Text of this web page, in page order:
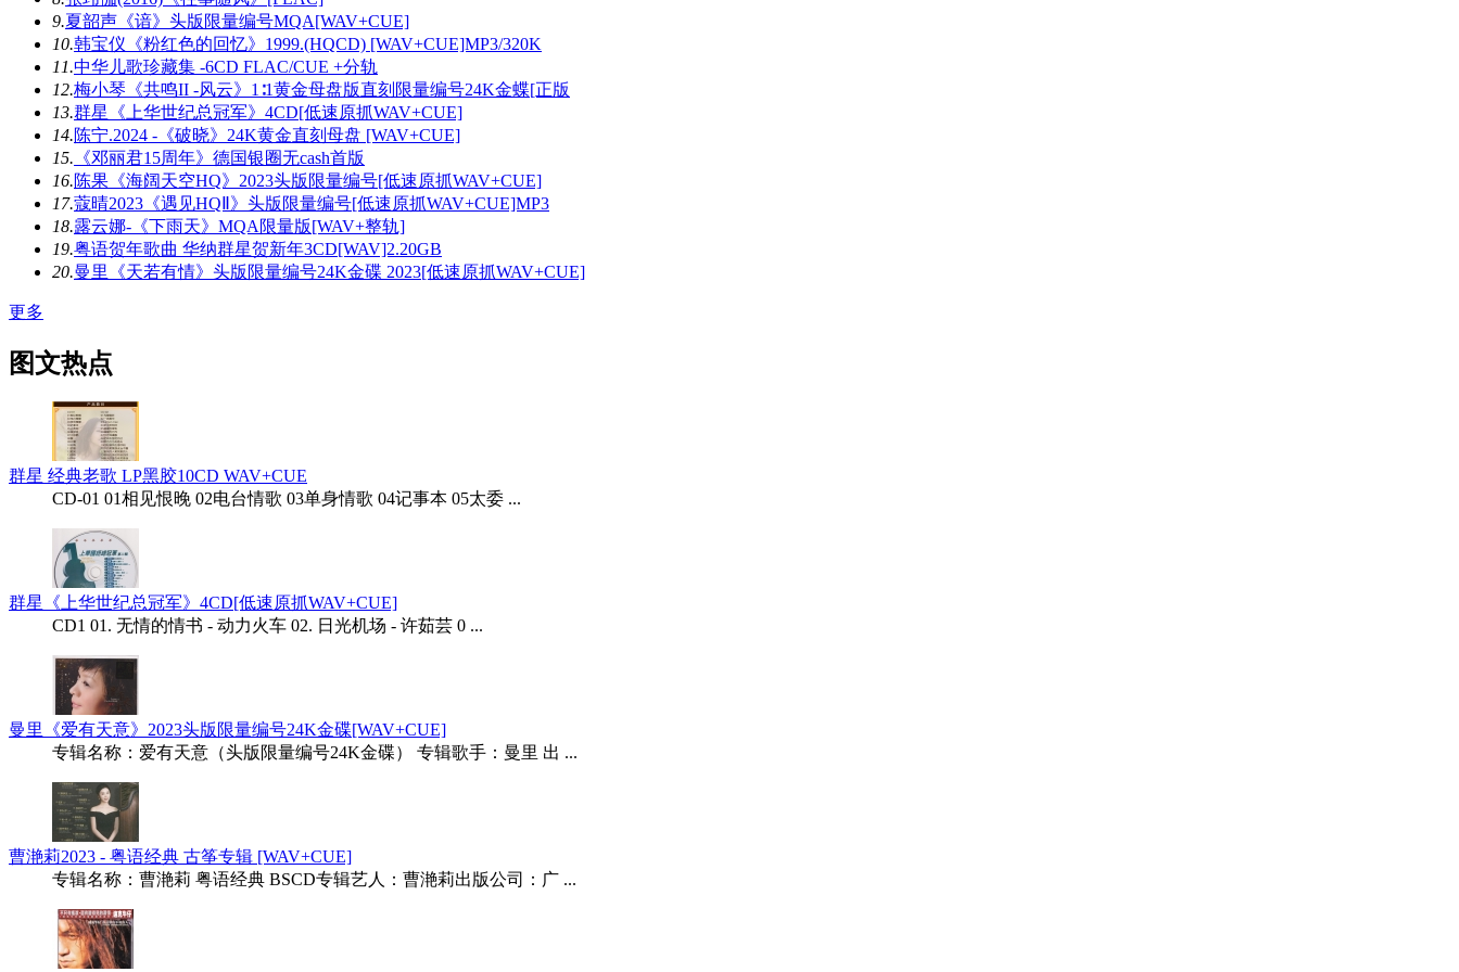
9.夏韶声《谙》头版限量编号MQA[WAV+CUE]
10.韩宝仪《粉红色的回忆》1999.(HQCD) [WAV+CUE]MP3/320K
11.中华儿歌珍藏集 -6CD FLAC/CUE +分轨
12.梅小琴《共鸣II -风云》1∶1黄金母盘版直刻限量编号24K金蝶[正版
13.群星《上华世纪总冠军》4CD[低速原抓WAV+CUE]
14.陈宁.2024 -《破晓》24K黄金直刻母盘 [WAV+CUE]
15. 《邓丽君15周年》德国银圈无cash首版
16.陈果《海阔天空HQ》2023头版限量编号[低速原抓WAV+CUE]
17.蔻晴2023《遇见HQⅡ》头版限量编号[低速原抓WAV+CUE]MP3
18.露云娜-《下雨天》MQA限量版[WAV+整轨]
19.粤语贺年歌曲 华纳群星贺新年3CD[WAV]2.20GB
20.曼里《天若有情》头版限量编号24K金碟 2023[低速原抓WAV+CUE]
更多
图文热点
群星 经典老歌 LP黑胶10CD WAV+CUE
CD-01 01相见恨晚 02电台情歌 03单身情歌 04记事本 05太委 ...
群星《上华世纪总冠军》4CD[低速原抓WAV+CUE]
CD1 01. 无情的情书 - 动力火车 02. 日光机场 - 许茹芸 0 ...
曼里《爱有天意》2023头版限量编号24K金碟[WAV+CUE]
专辑名称：爱有天意（头版限量编号24K金碟） 专辑歌手：曼里 出 ...
曹滟莉2023 - 粤语经典 古筝专辑 [WAV+CUE]
专辑名称：曹滟莉 粤语经典 BSCD专辑艺人：曹滟莉出版公司：广 ...